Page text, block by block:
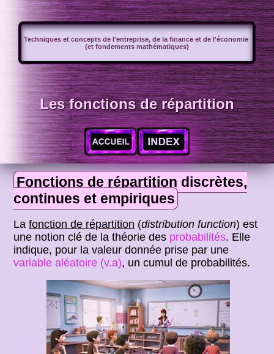
Techniques et concepts de l'entreprise, de la finance et de l'économie
(et fondements mathématiques)
Les fonctions de répartition
Fonctions de répartition discrètes,
continues et empiriques
Lafonction de répartition (distribution function) est
une notion clé de la théorie des probabilités. Elle
indique, pour la valeur donnée prise par une
variable aléatoire (v.a), un cumul de probabilités.